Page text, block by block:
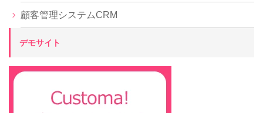
顧客管理システムCRM
デモサイト